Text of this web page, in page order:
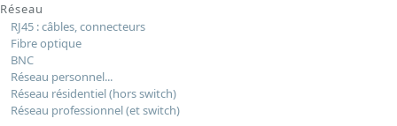
Réseau
RJ45 : câbles, connecteurs
Fibre optique
BNC
Réseau personnel...
Réseau résidentiel (hors switch)
Réseau professionnel (et switch)